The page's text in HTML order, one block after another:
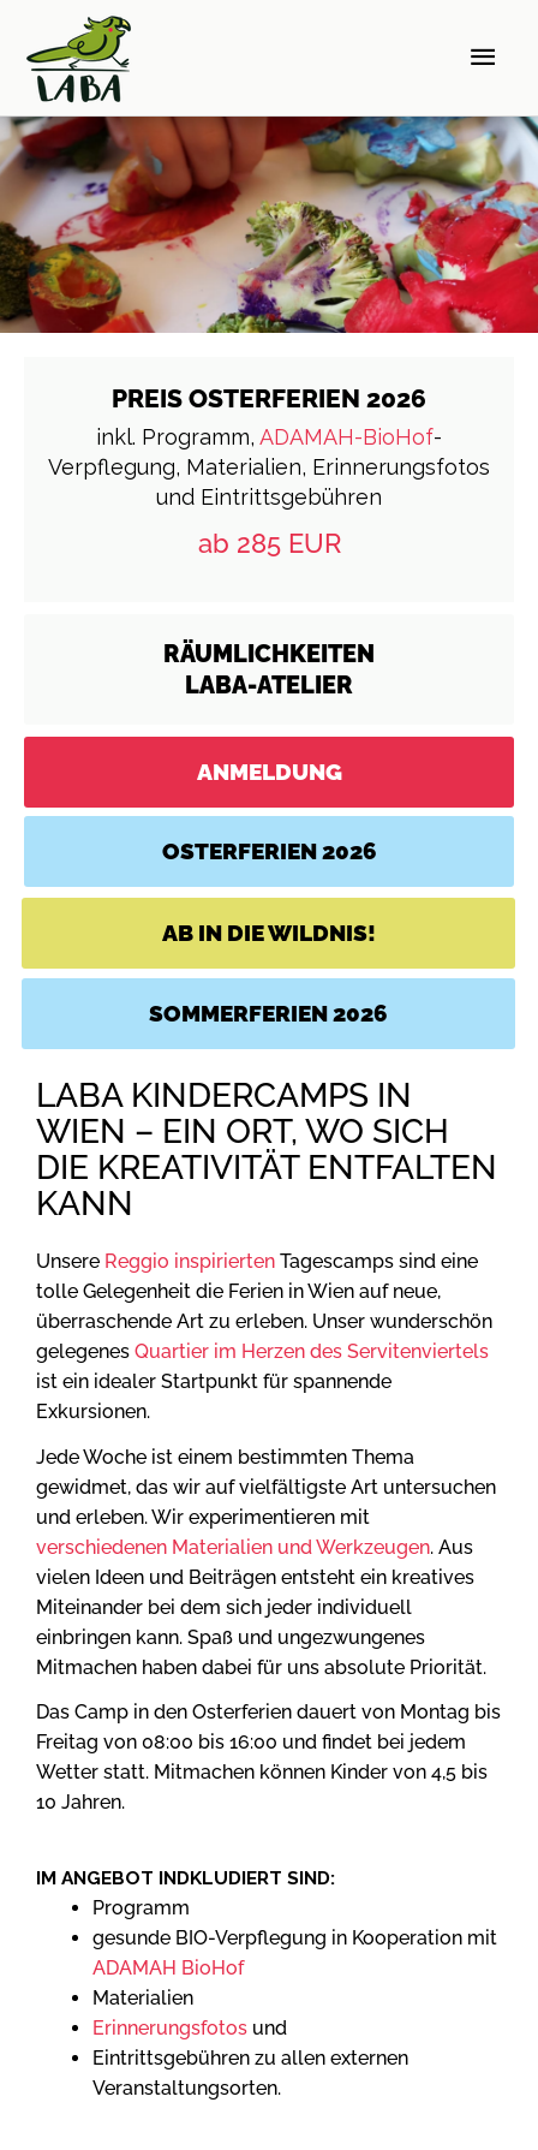
Inhalt
springen
PREIS OSTERFERIEN 2026
inkl. Programm, ADAMAH-BioHof-
Verpflegung, Materialien, Erinnerungsfotos
und Eintrittsgebühren
ab 285 EUR
RÄUMLICHKEITEN
LABA-ATELIER
ANMELDUNG
OSTERFERIEN 2026
AB IN DIE WILDNIS!
SOMMERFERIEN 2026
LABA KINDERCAMPS IN
WIEN – EIN ORT, WO SICH
DIE KREATIVITÄT ENTFALTEN
KANN
Unsere Reggio inspirierten Tagescamps sind eine
tolle Gelegenheit die Ferien in Wien auf neue,
überraschende Art zu erleben. Unser wunderschön
gelegenes Quartier im Herzen des Servitenviertels
ist ein idealer Startpunkt für spannende
Exkursionen.
Jede Woche ist einem bestimmten Thema
gewidmet, das wir auf vielfältigste Art untersuchen
und erleben. Wir experimentieren mit
verschiedenen Materialien und Werkzeugen. Aus
vielen Ideen und Beiträgen entsteht ein kreatives
Miteinander bei dem sich jeder individuell
einbringen kann. Spaß und ungezwungenes
Mitmachen haben dabei für uns absolute Priorität.
Das Camp in den Osterferien dauert von Montag bis
Freitag von 08:00 bis 16:00 und findet bei jedem
Wetter statt. Mitmachen können Kinder von 4,5 bis
10 Jahren.
IM ANGEBOT INDKLUDIERT SIND:
Programm
gesunde BIO-Verpflegung in Kooperation mit
ADAMAH BioHof
Materialien
Erinnerungsfotos und
Eintrittsgebühren zu allen externen
Veranstaltungsorten.